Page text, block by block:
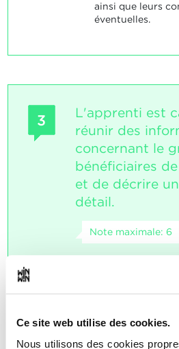
Ce site web utilise des cookies.
Nous utilisons des cookies
ainsi que leurs
éventuelles.
3
L'apprenti est
réunir des
concernant le
bénéficiaires
et de décrire
détail.
Note maximale: 6
INDICATEURS
personnes dans le
d'apprentissage.